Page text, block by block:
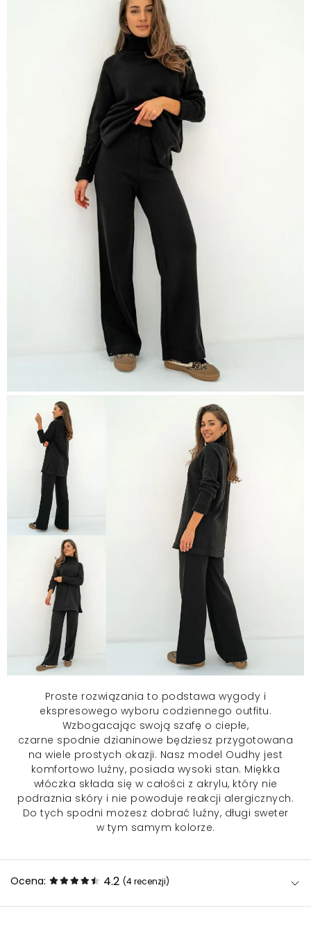
Proste rozwiązania to podstawa wygody i
ekspresowego wyboru codziennego outfitu.
Wzbogacając swoją szafę o ciepłe,
czarne spodnie dzianinowe będziesz przygotowana
na wiele prostych okazji. Nasz model Oudhy jest
komfortowo luźny, posiada wysoki stan. Miękka
włóczka składa się w całości z akrylu, który nie
podrażnia skóry i nie powoduje reakcji alergicznych.
Do tych spodni możesz dobrać luźny, długi sweter
w tym samym kolorze.
Ocena: 4.2 (4recenzji)